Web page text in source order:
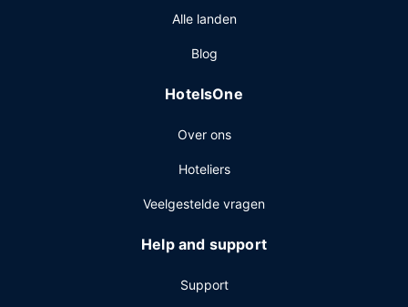
van een lekker à-la-carte-ontbijt, dat geserveerd wordt
Enkele van de voorzieningen zijn een
personeel. Ter plaatse heb je een gratis
Alle landen
Blog
HotelsOne
Over ons
Hoteliers
Veelgestelde vragen
Help and support
Support